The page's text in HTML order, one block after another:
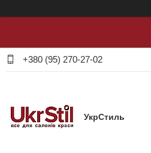
+380 (95) 270-27-02
УкрСтиль